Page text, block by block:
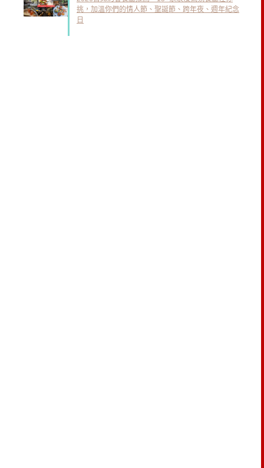
挑，加溫你們的情人節、聖誕節、跨年夜、週年紀念
日